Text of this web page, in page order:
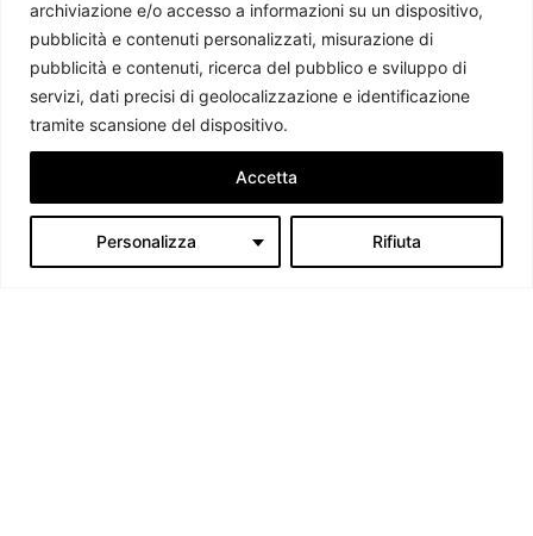
archiviazione e/o accesso a informazioni su un dispositivo,
pubblicità e contenuti personalizzati, misurazione di
pubblicità e contenuti, ricerca del pubblico e sviluppo di
servizi, dati precisi di geolocalizzazione e identificazione
tramite scansione del dispositivo.
Personalizza Rifiuta
Accetta
Camerun, proteste post-elettorali: uno scenario pericoloso